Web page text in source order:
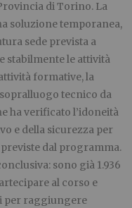
di Torino. La
soluzione temporanea,
sede prevista a
stabilmente le attività
formative, la
tecnico da
ha verificato l’idoneità
e della sicurezza per
dal programma.
sono già 1.936
al corso e
per raggiungere